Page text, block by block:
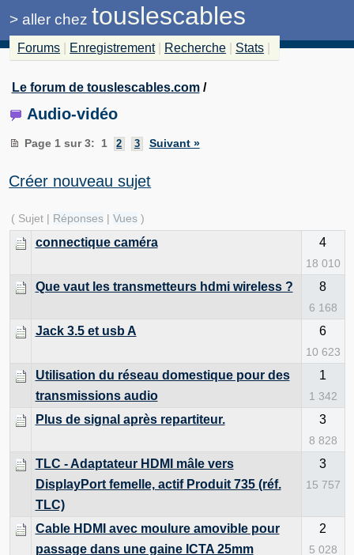
>aller chez touslescables
Forums Enregistrement Recherche Stats
Le forum de touslescables.com/
Audio-vidéo
Page 1 sur 3: 1 2 3 Suivant »
Créer nouveau sujet
( Sujet | Réponses| Vues )
connectique caméra 4
18 010
Que vaut les transmetteurs hdmi wireless ? 8
6 168
Jack 3.5 et usb A 6
10 623
Utilisation du réseau domestique pour des
transmissions audio
1
1 342
Plus de signal après repartiteur. 3
8 828
TLC - Adaptateur HDMI mâle vers
DisplayPort femelle, actif Produit 735 (réf.
TLC)
3
15 757
Cable HDMI avec moulure amovible pour
passage dans une gaine ICTA 25mm
2
5 028